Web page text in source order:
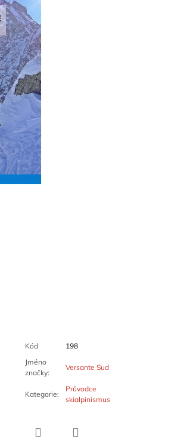
Kód
198
Jméno
značky:
Versante Sud
Kategorie:
Průvodce
skialpinismus